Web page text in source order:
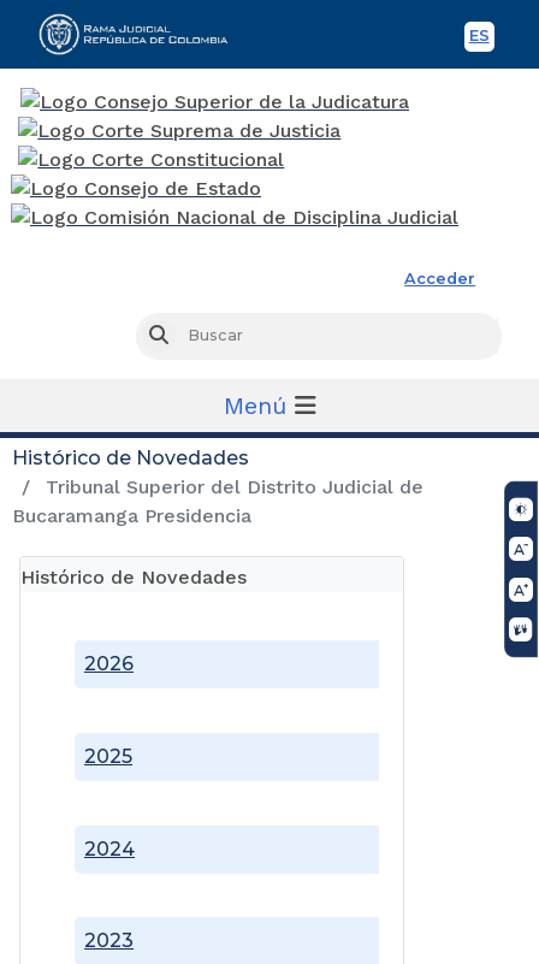
ES
Acceder
Buscar
Menú
Histórico de Novedades
Tribunal Superior del Distrito Judicial de
Bucaramanga Presidencia
Histórico de Novedades
2023
2024
2025
2026